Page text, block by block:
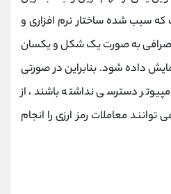
سبب شده ساختار نرم افزاری و
صرافی به صورت یک شکل و یکسان
داده شود. بنابراین در صورتی
دسترسی نداشته باشند، از
معاملات رمز ارزی را انجام